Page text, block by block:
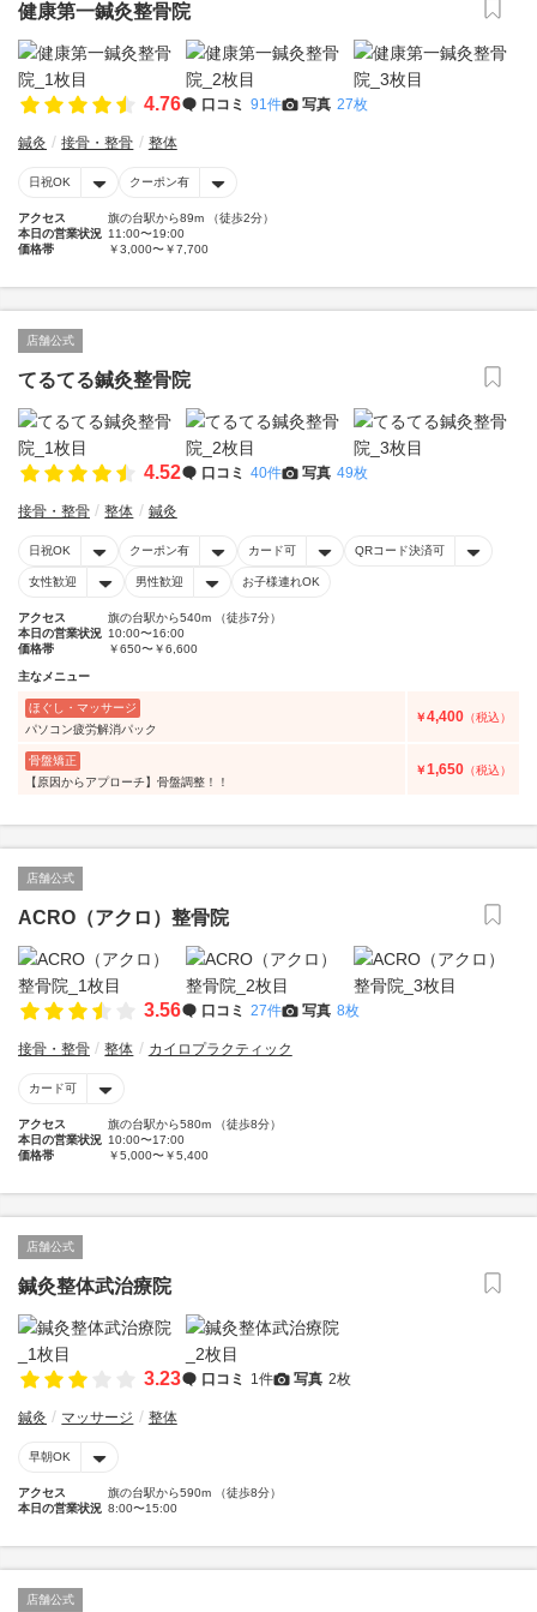
健康第一鍼灸整骨院
4.76 口コミ 91件 写真 27枚
鍼灸 接骨・整骨 整体
日祝OK クーポン有
アクセス
旗の台駅から89m （徒歩2分）
本日の営業状況 11:00〜19:00
価格帯
￥3,000〜￥7,700
店舗公式
てるてる鍼灸整骨院
4.52 口コミ 40件 写真 49枚
接骨・整骨 整体 鍼灸
日祝OK クーポン有 カード可 QRコード決済可
女性歓迎 男性歓迎 お子様連れOK
アクセス
旗の台駅から540m （徒歩7分）
本日の営業状況 10:00〜16:00
価格帯
￥650〜￥6,600
主なメニュー
ほぐし・マッサージ
パソコン疲労解消パック
￥4,400 （税込）
骨盤矯正
【原因からアプローチ】骨盤調整！！
￥1,650 （税込）
店舗公式
ACRO（アクロ）整骨院
3.56 口コミ 27件 写真 8枚
接骨・整骨 整体 カイロプラクティック
カード可
アクセス
旗の台駅から580m （徒歩8分）
本日の営業状況 10:00〜17:00
価格帯
￥5,000〜￥5,400
店舗公式
鍼灸整体武治療院
3.23 口コミ 1件 写真 2枚
鍼灸 マッサージ 整体
早朝OK
アクセス
旗の台駅から590m （徒歩8分）
本日の営業状況 8:00〜15:00
店舗公式